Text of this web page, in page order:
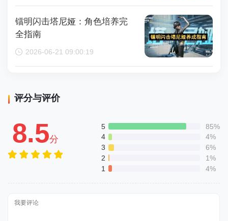
镭明闪击塔尼娅：角色培养完
全指南
2026-06-21 09:00:19
评分与评价
8.5分
5
85%
4
4%
3
6%
2
1%
1
4%